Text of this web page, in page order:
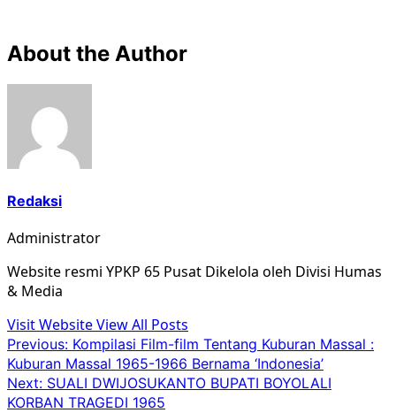
About the Author
Redaksi
Administrator
Website resmi YPKP 65 Pusat Dikelola oleh Divisi Humas
& Media
Visit WebsiteView All Posts
Post
navigation
Previous: Kompilasi Film-film Tentang Kuburan Massal :
Kuburan Massal 1965-1966 Bernama ‘Indonesia’
Next: SUALI DWIJOSUKANTO BUPATI BOYOLALI
KORBAN TRAGEDI 1965